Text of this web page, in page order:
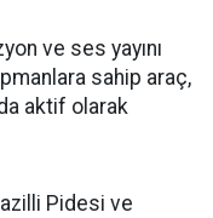
ve ses yayını
sahip araç,
aktif olarak
Pidesi ve